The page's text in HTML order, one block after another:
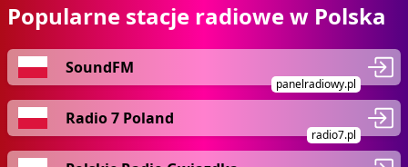
Popularne stacje radiowe w Polska
SoundFM
panelradiowy.pl
Radio 7 Poland
radio7.pl